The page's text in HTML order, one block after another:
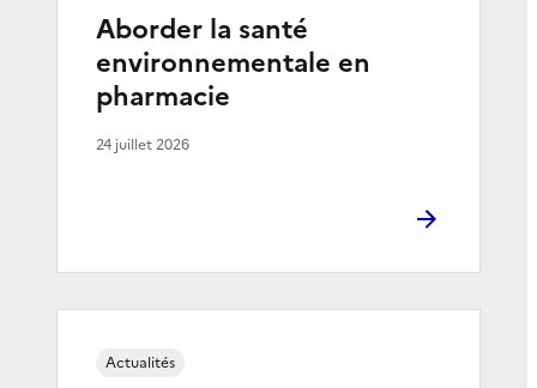
Aborder la santé
environnementale en
pharmacie
24 juillet 2026
Actualités